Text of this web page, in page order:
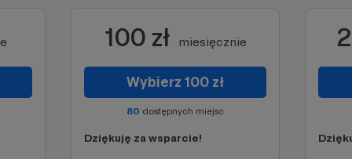
100 zł miesięcznie
Wybierz 100 zł
80 dostępnych miejsc
Dziękuję za wsparcie!